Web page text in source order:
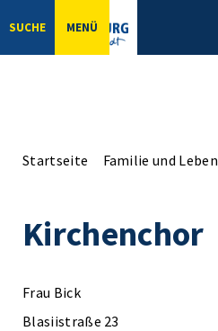
SUCHE MENÜ
Startseite Familie und Leben
Kirchenchor
Frau Bick
Blasiistraße 23